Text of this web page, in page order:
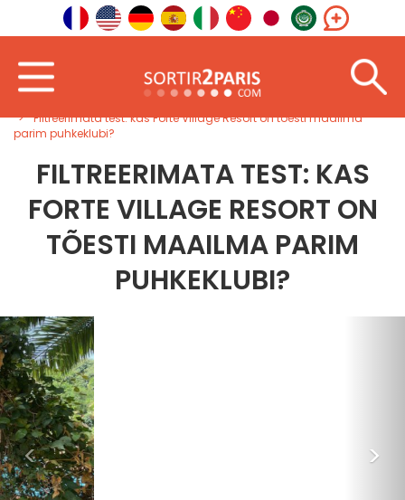
Filtreerimata test: kas Forte Village Resort on tõesti maailma
parim puhkeklubi?
FILTREERIMATA TEST: KAS
FORTE VILLAGE RESORT ON
TÕESTI MAAILMA PARIM
PUHKEKLUBI?
< >